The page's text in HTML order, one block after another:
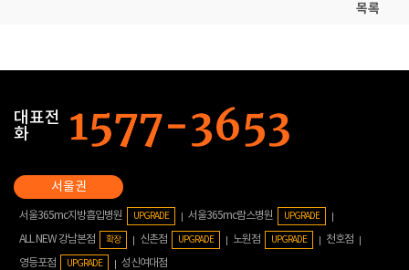
목록
대표전
화
서울365mc지방흡입병원 UPGRADE 서울365mc람스병원 UPGRADE
ALL NEW 강남본점 확장 신촌점 UPGRADE 노원점 UPGRADE
천호점
영등포점
UPGRADE 성신여대점